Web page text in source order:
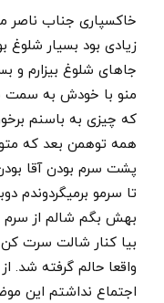
خاکسپاری جناب
زیادی بود بسیار شلوغ
جاهای شلوغ بیزارم و
منو با خودش به
که چیزی به باسنم
همه توهمن بعد که
پشت سرم بودن آقا
تا سرمو برمیگردوندم
بهش بگم شالم از سرم
بیا کنار شالت سرت کن
واقعا حالم گرفته شد.
اجتماع نداشتم این